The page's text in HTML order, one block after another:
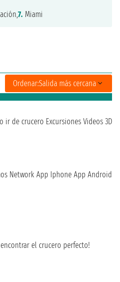
7. Miami
Ordenar:Salida más cercana
ir de crucero Excursiones Videos 3D
Network App Iphone App Android
el crucero perfecto!